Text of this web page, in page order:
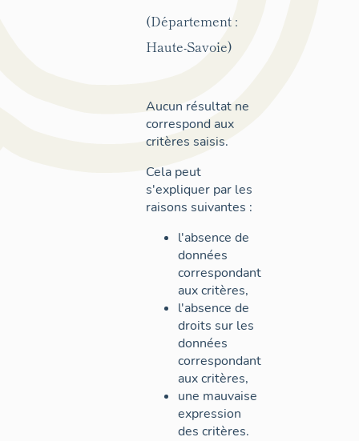
(Département :
Haute-Savoie)
Aucun résultat ne
correspond aux
critères saisis.
Cela peut
s'expliquer par les
raisons suivantes :
l'absence de
données
correspondant
aux critères,
l'absence de
droits sur les
données
correspondant
aux critères,
une mauvaise
expression
des critères.